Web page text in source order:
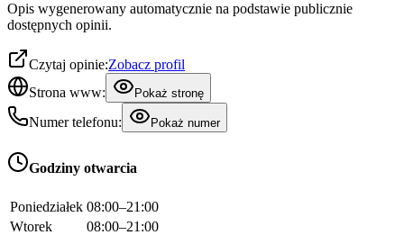
Opis wygenerowany automatycznie na podstawie publicznie
dostępnych opinii.
Czytaj opinie:Zobacz profil
Strona www:
Pokaż stronę
Numer telefonu: Pokaż numer
Godziny otwarcia
Poniedziałek 08:00–21:00
Wtorek
08:00–21:00